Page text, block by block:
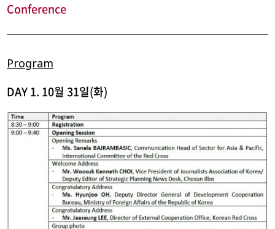
Conference
Program
DAY 1. 10월 31일(화)